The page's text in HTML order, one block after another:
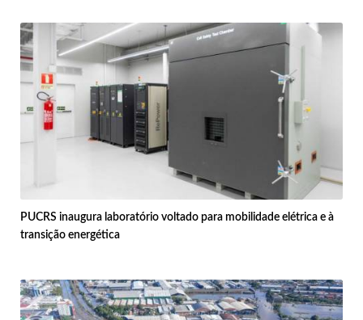
PUCRS inaugura laboratório voltado para mobilidade elétrica e à
transição energética